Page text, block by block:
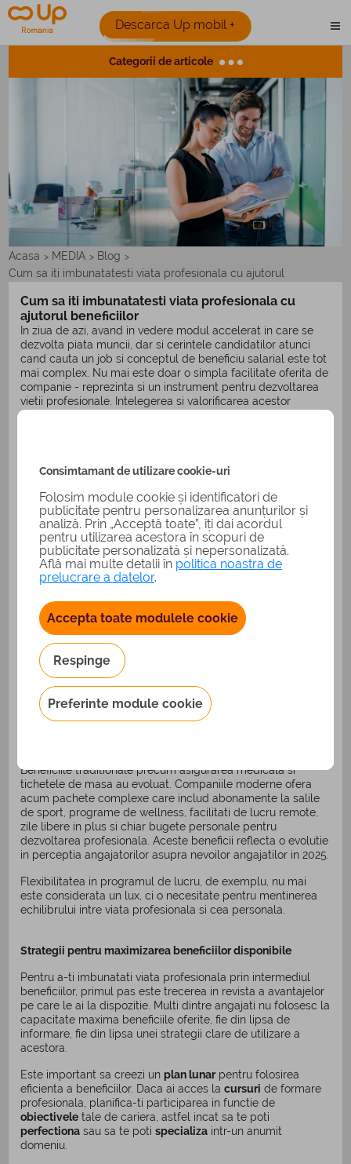
Descarca Up mobil +
Categorii de articole
Acasa > MEDIA > Blog >
Cum sa iti imbunatatesti viata profesionala cu ajutorul
Cum sa iti imbunatatesti viata profesionala cu
ajutorul beneficiilor
In ziua de azi, avand in vedere modul accelerat in care se
dezvolta piata muncii, dar si cerintele candidatilor atunci
cand cauta un job si conceptul de beneficiu salarial este tot
mai complex. Nu mai este doar o simpla facilitate oferita de
companie - reprezinta si un instrument pentru dezvoltarea
vietii profesionale. Intelegerea si valorificarea acestor
avantaje poate transforma radical experienta de munca si
Beneficiile traditionale precum asigurarea medicala si
tichetele de masa au evoluat. Companiile moderne ofera
acum pachete complexe care includ abonamente la salile
de sport, programe de wellness, facilitati de lucru remote,
zile libere in plus si chiar bugete personale pentru
dezvoltarea profesionala. Aceste beneficii reflecta o evolutie
in perceptia angajatorilor asupra nevoilor angajatilor in 2025.
Flexibilitatea in programul de lucru, de exemplu, nu mai
este considerata un lux, ci o necesitate pentru mentinerea
echilibrului intre viata profesionala si cea personala.
Strategii pentru maximizarea beneficiilor disponibile
Pentru a-ti imbunatati viata profesionala prin intermediul
beneficiilor, primul pas este trecerea in revista a avantajelor
pe care le ai la dispozitie. Multi dintre angajati nu folosesc la
capacitate maxima beneficiile oferite, fie din lipsa de
informare, fie din lipsa unei strategii clare de utilizare a
acestora.
Este important sa creezi unplan lunarpentru folosirea
eficienta a beneficiilor. Daca ai acces lacursuri de formare
profesionala, planifica-ti participarea in functie de
obiectivele tale de cariera, astfel incat sa te poti
perfectiona sau sa te potispecializa intr-un anumit
domeniu.
Consimtamant de utilizare cookie-uri
Folosim module cookie și identificatori de
publicitate pentru personalizarea anunțurilor și
analiză. Prin „Acceptă toate”, îți dai acordul
pentru utilizarea acestora în scopuri de
publicitate personalizată și nepersonalizată.
Află mai multe detalii în politica noastra de
prelucrare a datelor.
Accepta toate modulele cookie
Respinge
Preferinte module cookie